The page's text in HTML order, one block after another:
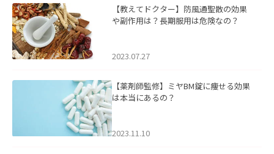
【教えてドクター】防風通聖散の効果
や副作用は？長期服用は危険なの？
2023.07.27
【薬剤師監修】ミヤBM錠に痩せる効果
は本当にあるの？
2023.11.10